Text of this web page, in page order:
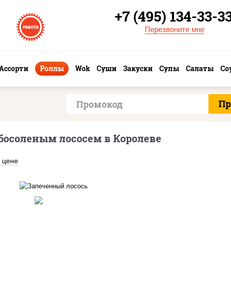
+7 (495) 134-33-
Перезвоните мне
Роллы Wok Суши Закуски Супы Салаты
лососем в Королеве
цене